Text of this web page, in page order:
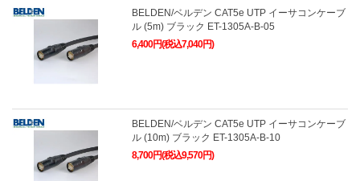
BELDEN/ベルデン CAT5e UTP イーサコンケーブ
ル (5m) ブラック ET-1305A-B-05
6,400円(税込7,040円)
BELDEN/ベルデン CAT5e UTP イーサコンケーブ
ル (10m) ブラック ET-1305A-B-10
8,700円(税込9,570円)